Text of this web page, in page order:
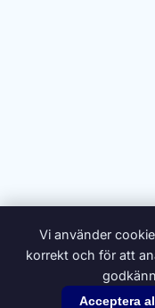
Vi använder
korrekt och för att
Acceptera